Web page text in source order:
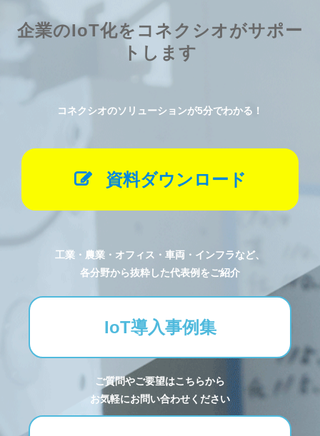
企業のIoT化をコネクシオがサポー
トします
コネクシオのソリューションが5分でわかる！
資料ダウンロード
工業・農業・オフィス・車両・インフラなど、
各分野から抜粋した代表例をご紹介
IoT導入事例集
ご質問やご要望はこちらから
お気軽にお問い合わせください